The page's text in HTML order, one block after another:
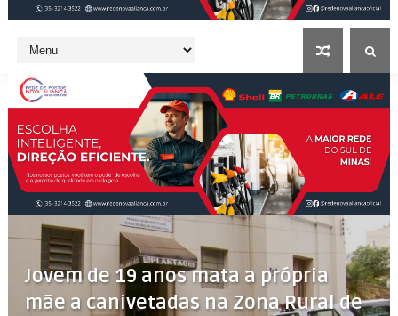
Jovem de 19 anos mata a própria
mãe a canivetadas na Zona Rural de